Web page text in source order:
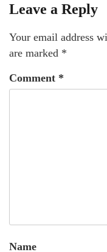
Leave a Reply
Your email address
are marked *
Comment *
Name